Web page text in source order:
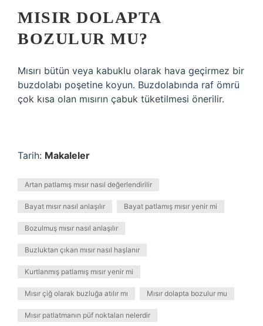
MISIR DOLAPTA
BOZULUR MU?
Mısırı bütün veya kabuklu olarak hava geçirmez bir
buzdolabı poşetine koyun. Buzdolabında raf ömrü
çok kısa olan mısırın çabuk tüketilmesi önerilir.
Tarih: Makaleler
Artan patlamış mısır nasıl değerlendirilir
Bayat mısır nasıl anlaşılır Bayat patlamış mısır yenir mi
Bozulmuş mısır nasıl anlaşılır
Buzluktan çıkan mısır nasıl haşlanır
Kurtlanmış patlamış mısır yenir mi
Mısır çiğ olarak buzluğa atılır mı Mısır dolapta bozulur mu
Mısır patlatmanın püf noktaları nelerdir